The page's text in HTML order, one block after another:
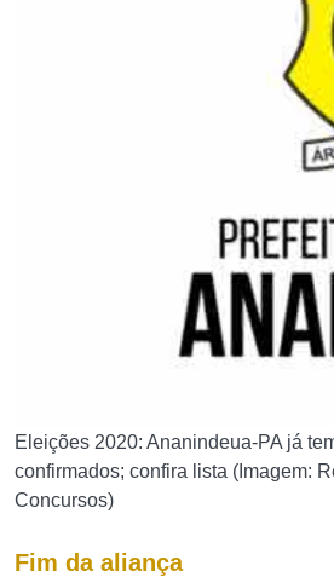
Eleições 2020: Ananindeua-PA já
confirmados; confira lista (Imagem:
Concursos)
Fim da aliança